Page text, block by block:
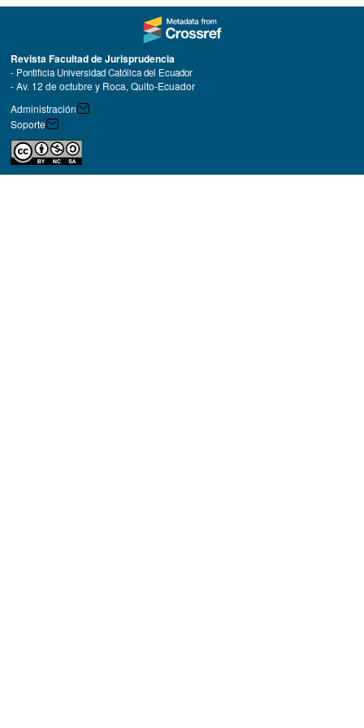
Revista Facultad de Jurisprudencia
- Pontificia Universidad Católica del Ecuador
- Av. 12 de octubre y Roca, Quito-Ecuador
Administración
Soporte